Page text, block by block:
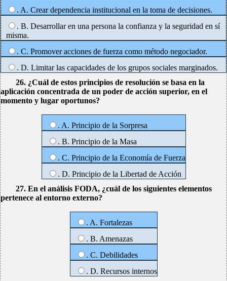
. A. Crear dependencia institucional en la toma de decisiones.
. B. Desarrollar en una persona la confianza y la seguridad en sí
misma.
. C. Promover acciones de fuerza como método negociador.
. D. Limitar las capacidades de los grupos sociales marginados.
26. ¿Cuál de estos principios de resolución se basa en la
aplicación concentrada de un poder de acción superior, en el
momento y lugar oportunos?
. A. Principio de la Sorpresa
. B. Principio de la Masa
. C. Principio de la Economía de Fuerza
. D. Principio de la Libertad de Acción
27. En el análisis FODA, ¿cuál de los siguientes elementos
pertenece al entorno externo?
. A. Fortalezas
. B. Amenazas
. C. Debilidades
. D. Recursos internos